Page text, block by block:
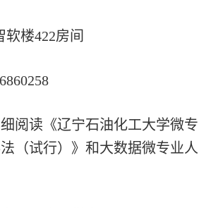
软楼422房间
阅读《辽宁石油化工大学微专
（试行）》和大数据微专业人